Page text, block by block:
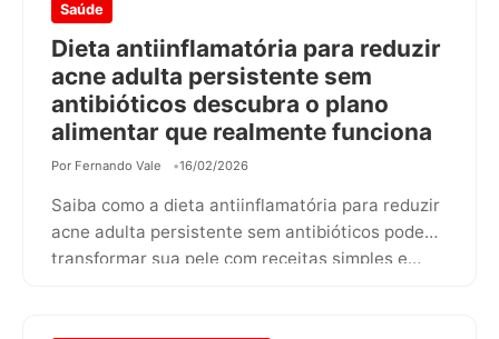
Saúde
Dieta antiinflamatória para reduzir
acne adulta persistente sem
antibióticos descubra o plano
alimentar que realmente funciona
Por Fernando Vale 16/02/2026
Saiba como a dieta antiinflamatória para reduzir
acne adulta persistente sem antibióticos pode
transformar sua pele com receitas simples e…